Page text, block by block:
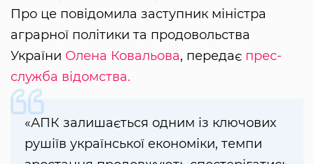
Про це повідомила заступник міністра
аграрної політики та продовольства
України Олена Ковальова, передає прес-
служба відомства.
«АПК залишається одним із ключових
рушіїв української економіки, темпи